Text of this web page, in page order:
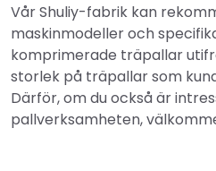
Vår Shuliy-fabrik kan
maskinmodeller och
komprimerade träpallar
storlek på träpallar som
Därför, om du också är
pallverksamheten,